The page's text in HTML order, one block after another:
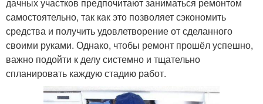
дачных участков предпочитают заниматься ремонтом
самостоятельно, так как это позволяет сэкономить
средства и получить удовлетворение от сделанного
своими руками. Однако, чтобы ремонт прошёл успешно,
важно подойти к делу системно и тщательно
спланировать каждую стадию работ.